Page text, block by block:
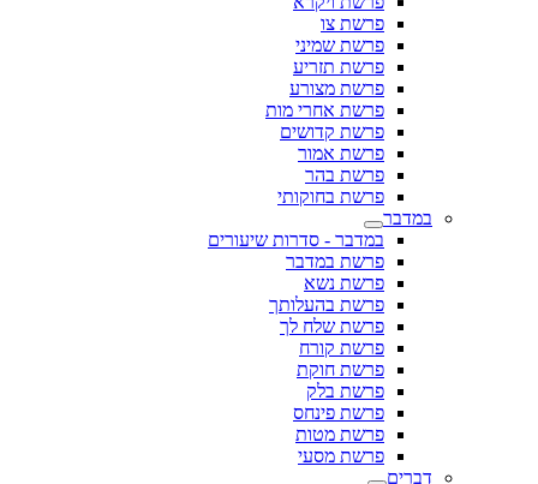
פרשת צו
פרשת שמיני
פרשת תזריע
פרשת מצורע
פרשת אחרי מות
פרשת קדושים
פרשת אמור
פרשת בהר
פרשת בחוקותי
במדבר
במדבר - סדרות שיעורים
פרשת במדבר
פרשת נשא
פרשת בהעלותך
פרשת שלח לך
פרשת קורח
פרשת חוקת
פרשת בלק
פרשת פינחס
פרשת מטות
פרשת מסעי
דברים